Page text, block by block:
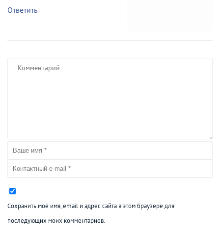
Ответить
Сохранить моё имя, email и адрес сайта в этом браузере для
последующих моих комментариев.